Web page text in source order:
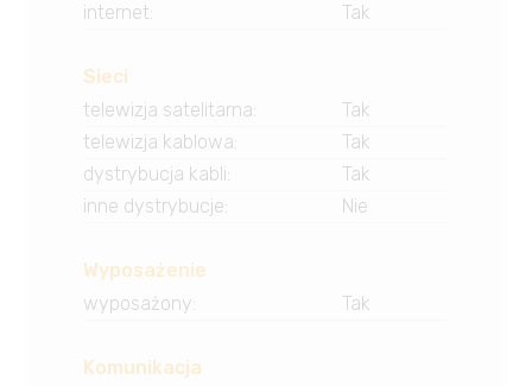
internet: Tak
Sieci
telewizja satelitarna:
Tak
telewizja kablowa:
Tak
dystrybucja kabli:
Tak
inne dystrybucje: Nie
Wyposażenie
wyposażony: Tak
Komunikacja